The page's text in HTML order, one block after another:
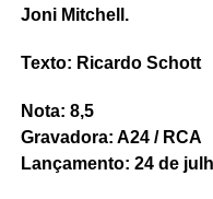
Joni Mitchell.
Texto: Ricardo Schott
Nota: 8,5
Gravadora: A24 / RCA
Lançamento: 24 de